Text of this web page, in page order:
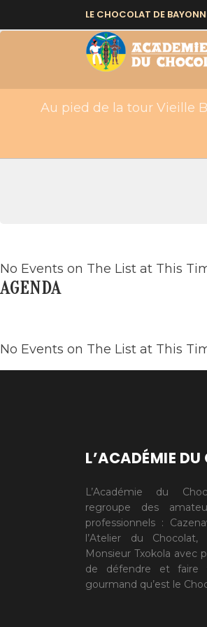
LE CHOCOLAT DE
EVENTS BY
Au pied de la tour Vieille
No Events on The List at This
AGENDA
No Events on The List at This
L’ACADÉMIE
L’Académie du
regroupe des
professionnels :
l’Atelier du
Monsieur Txokola avec
de défendre et faire
gourmand qu’est le